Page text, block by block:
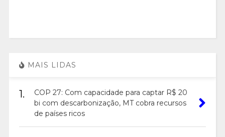
MAIS LIDAS
1.
COP 27: Com capacidade para captar R$ 20
bi com descarbonização, MT cobra recursos
de países ricos